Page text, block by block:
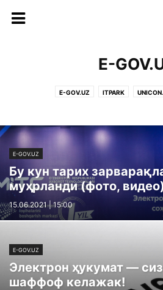
E-
E-GOV.UZ ITPARK
E-GOV.UZ
Бу кун тарих
муҳрланди (фото,
15.06.2021 | 15:00
E-GOV.UZ
Электрон ҳукумат —
шаффоф келажак!